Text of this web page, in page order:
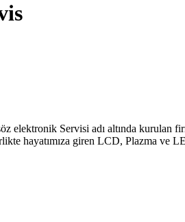
adı altında kurulan
hayatımıza giren LCD, Plazma ve